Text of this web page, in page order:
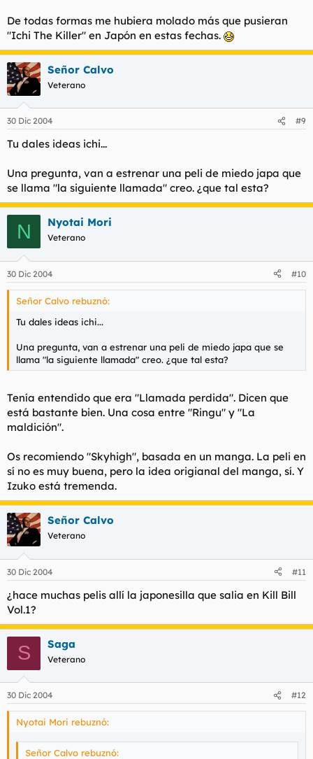
De todas formas me hubiera molado más que pusieran
"Ichi The Killer" en Japón en estas fechas.
Señor Calvo
Veterano
30 Dic 2004 #9
Tu dales ideas ichi...
Una pregunta, van a estrenar una peli de miedo japa que
se llama "la siguiente llamada" creo. ¿que tal esta?
N Nyotai Mori
Veterano
30 Dic 2004 #10
Señor Calvo rebuznó:
Tu dales ideas ichi...
Una pregunta, van a estrenar una peli de miedo japa que se
llama "la siguiente llamada" creo. ¿que tal esta?
Tenía entendido que era "Llamada perdida". Dicen que
está bastante bien. Una cosa entre "Ringu" y "La
maldición".
Os recomiendo "Skyhigh", basada en un manga. La peli en
sí no es muy buena, pero la idea origianal del manga, sí. Y
Izuko está tremenda.
Señor Calvo
Veterano
30 Dic 2004 #11
¿hace muchas pelis allí la japonesilla que salia en Kill Bill
Vol.1?
S Saga
Veterano
30 Dic 2004 #12
Nyotai Mori rebuznó:
Señor Calvo rebuznó: